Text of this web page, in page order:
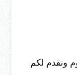
في اليوم ونقدم لكم